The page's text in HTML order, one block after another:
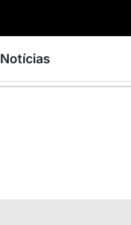
Notícias